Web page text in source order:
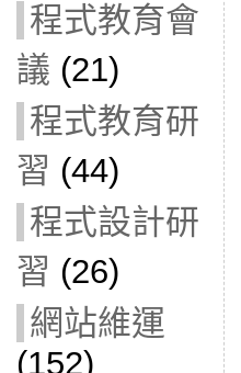
程式教育會
議 (21)
程式教育研
習 (44)
程式設計研
習 (26)
網站維運
(152)